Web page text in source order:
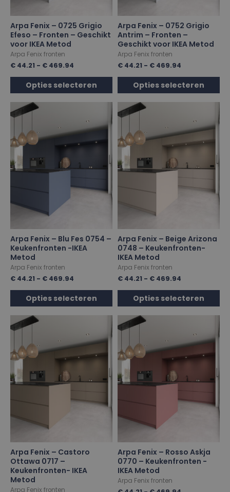
Arpa Fenix – 0725 Grigio
Efeso – Fronten – Geschikt
voor IKEA Metod
Arpa Fenix fronten
€ 44.21 - € 469.94
Opties selecteren
Arpa Fenix – 0752 Grigio
Antrim – Fronten –
Geschikt voor IKEA Metod
Arpa Fenix fronten
€ 44.21 - € 469.94
Opties selecteren
Arpa Fenix – Blu Fes 0754 –
Keukenfronten -IKEA
Metod
Arpa Fenix fronten
€ 44.21 - € 469.94
Opties selecteren
Arpa Fenix – Beige Arizona
0748 – Keukenfronten-
IKEA Metod
Arpa Fenix fronten
€ 44.21 - € 469.94
Opties selecteren
Arpa Fenix – Castoro
Ottawa 0717 –
Keukenfronten- IKEA
Metod
Arpa Fenix fronten
Arpa Fenix – Rosso Askja
0770 – Keukenfronten -
IKEA Metod
Arpa Fenix fronten